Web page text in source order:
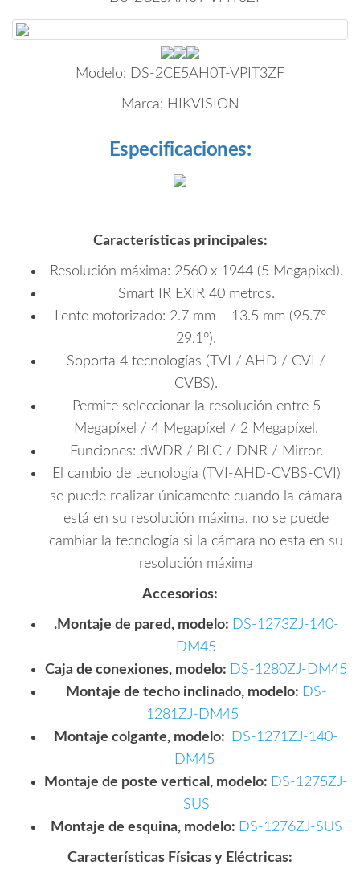
Modelo: DS-2CE5AH0T-VPIT3ZF
Marca: HIKVISION
Especificaciones:
Características principales:
Resolución máxima: 2560 x 1944 (5 Megapixel).
Smart IR EXIR 40 metros.
Lente motorizado: 2.7 mm – 13.5 mm (95.7° –
29.1°).
Soporta 4 tecnologías (TVI / AHD / CVI /
CVBS).
Permite seleccionar la resolución entre 5
Megapíxel / 4 Megapíxel / 2 Megapíxel.
Funciones: dWDR / BLC / DNR / Mirror.
El cambio de tecnología (TVI-AHD-CVBS-CVI)
se puede realizar únicamente cuando la cámara
está en su resolución máxima, no se puede
cambiar la tecnología si la cámara no esta en su
resolución máxima
Accesorios:
.Montaje de pared, modelo: DS-1273ZJ-140-
DM45
Caja de conexiones, modelo: DS-1280ZJ-DM45
Montaje de techo inclinado, modelo: DS-
1281ZJ-DM45
Montaje colgante, modelo:
DS-1271ZJ-140-
DM45
Montaje de poste vertical, modelo: DS-1275ZJ-
SUS
Montaje de esquina, modelo: DS-1276ZJ-SUS
Características Físicas y Eléctricas: